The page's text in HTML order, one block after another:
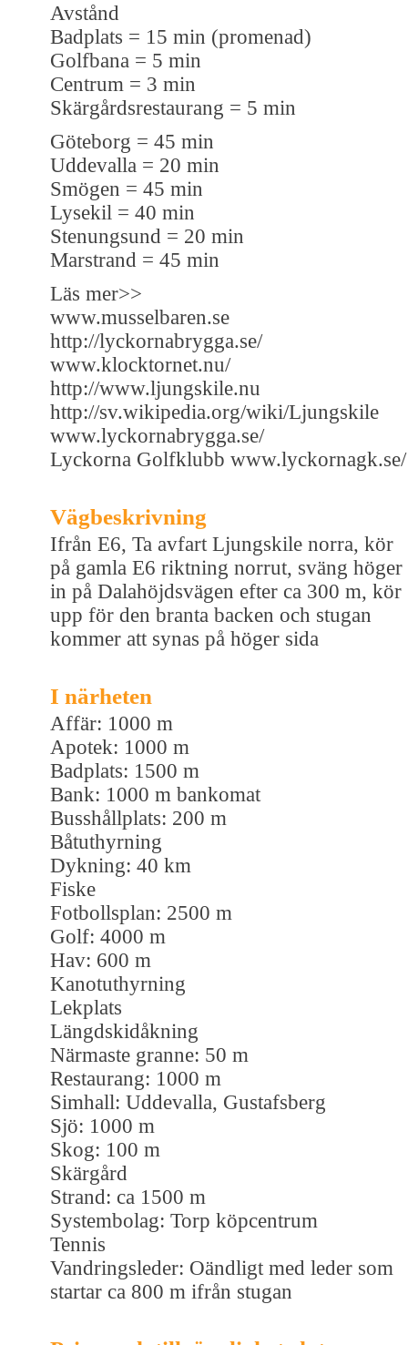
Avstånd
Badplats = 15 min (promenad)
Golfbana = 5 min
Centrum = 3 min
Skärgårdsrestaurang = 5 min
Göteborg = 45 min
Uddevalla = 20 min
Smögen = 45 min
Lysekil = 40 min
Stenungsund = 20 min
Marstrand = 45 min
Läs mer>>
www.musselbaren.se
http://lyckornabrygga.se/
www.klocktornet.nu/
http://www.ljungskile.nu
http://sv.wikipedia.org/wiki/Ljungskile
www.lyckornabrygga.se/
Lyckorna Golfklubb www.lyckornagk.se/
Vägbeskrivning
Ifrån E6, Ta avfart Ljungskile norra, kör
på gamla E6 riktning norrut, sväng höger
in på Dalahöjdsvägen efter ca 300 m, kör
upp för den branta backen och stugan
kommer att synas på höger sida
I närheten
Affär: 1000 m
Apotek: 1000 m
Badplats: 1500 m
Bank: 1000 m bankomat
Busshållplats: 200 m
Båtuthyrning
Dykning: 40 km
Fiske
Fotbollsplan: 2500 m
Golf: 4000 m
Hav: 600 m
Kanotuthyrning
Lekplats
Längdskidåkning
Närmaste granne: 50 m
Restaurang: 1000 m
Simhall: Uddevalla, Gustafsberg
Sjö: 1000 m
Skog: 100 m
Skärgård
Strand: ca 1500 m
Systembolag: Torp köpcentrum
Tennis
Vandringsleder: Oändligt med leder som
startar ca 800 m ifrån stugan